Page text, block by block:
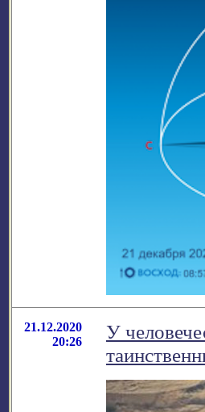
21.12.2020
20:26
У